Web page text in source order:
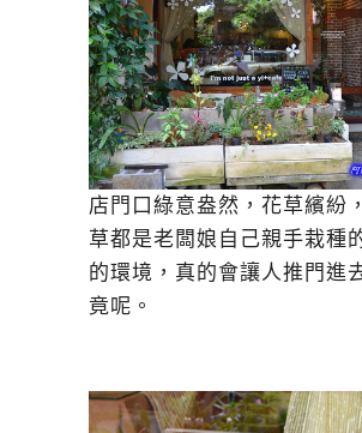
店門口綠意盎然，花草繽紛
草都是老闆娘自己親手栽種
的環境，真的會讓人推門進
竟呢。